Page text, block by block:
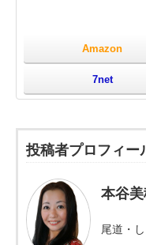
Amazon
7net
投稿者プロフィー
本谷
尾道・
ホーム 新着情